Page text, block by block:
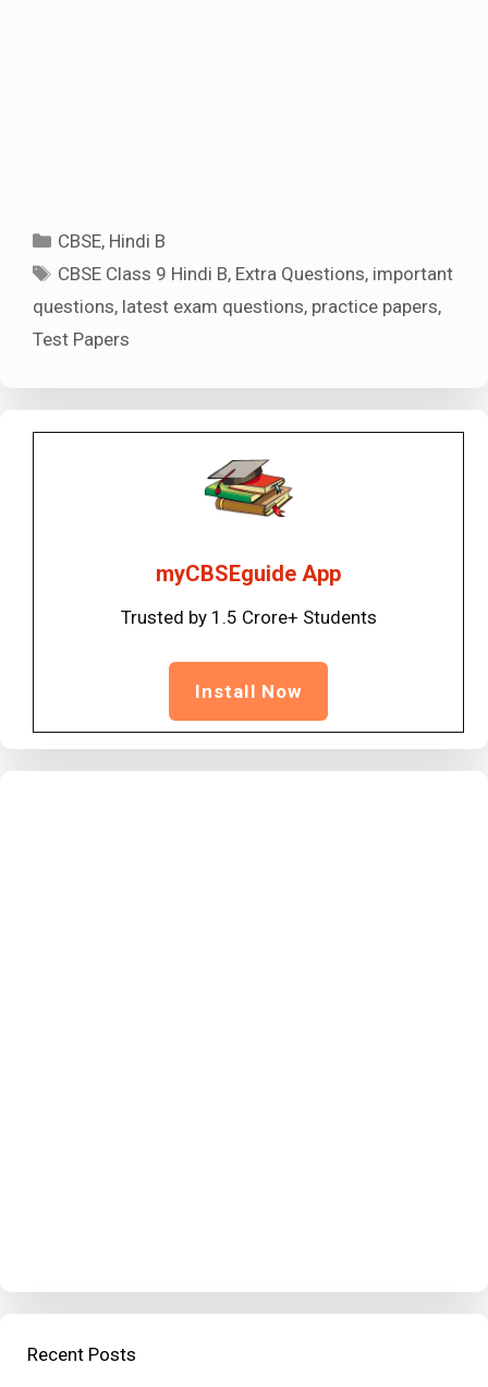
Categories
CBSE, Hindi B
Tags
CBSE Class 9 Hindi B, Extra Questions, important
questions, latest exam questions, practice papers,
Test Papers
myCBSEguide App
Trusted by 1.5 Crore+ Students
Install Now
Recent Posts